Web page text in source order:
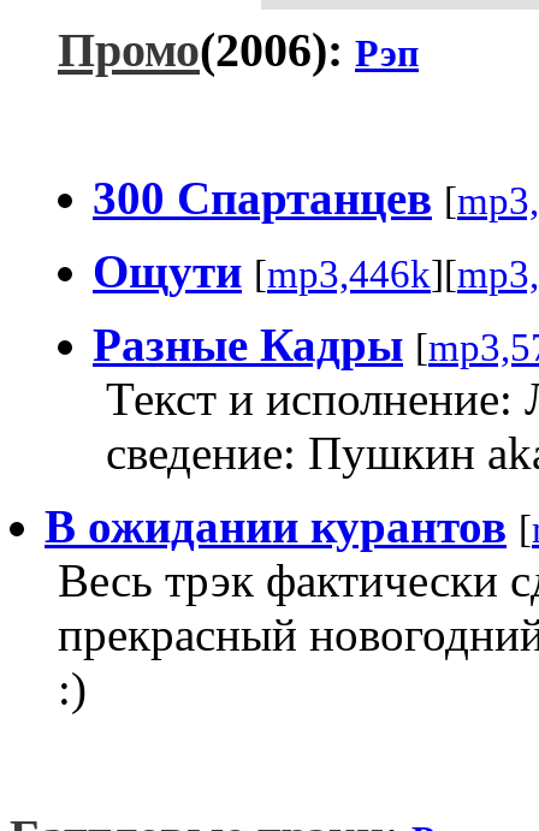
Промо(2006): Рэп
300 Спартанцев [
Ощути [mp3,446k][
Разные Кадры [
Текст и исполнение:
сведение: Пушкин
В ожидании курантов [
Весь трэк фактически
прекрасный
:)